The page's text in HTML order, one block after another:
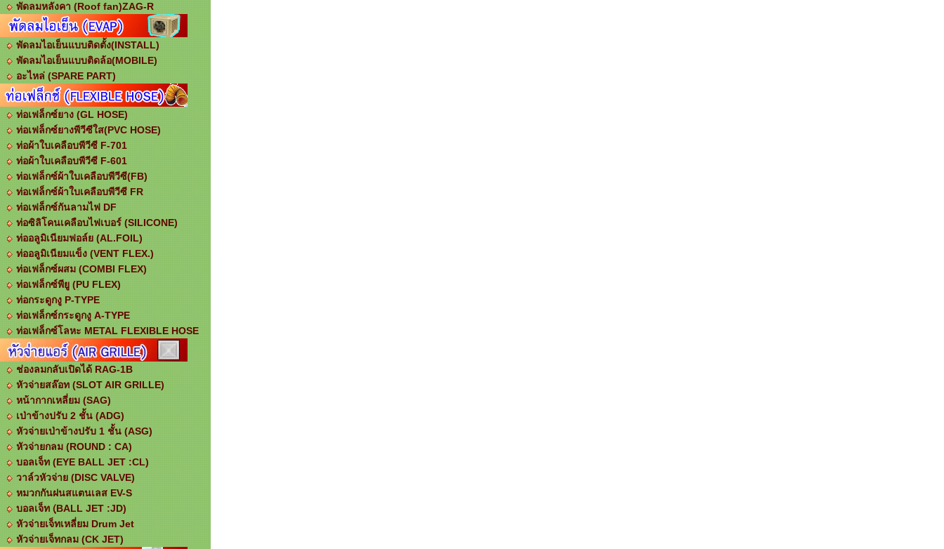
พัดลมหลังคา (Roof fan)ZAG-R
พัดลมไอเย็นแบบติดตั้ง(INSTALL)
พัดลมไอเย็นแบบติดล้อ(MOBILE)
อะไหล่ (SPARE PART)
ท่อเฟล็กซ์ยาง (GL HOSE)
ท่อเฟล็กซ์ยางพีวีซีใส(PVC HOSE)
ท่อผ้าใบเคลือบพีวีซี F-701
ท่อผ้าใบเคลือบพีวีซี F-601
ท่อเฟล็กซ์ผ้าใบเคลือบพีวีซี(FB)
ท่อเฟล็กซ์ผ้าใบเคลือบพีวีซี FR
ท่อเฟล็กซ์กันลามไฟ DF
ท่อซิลิโคนเคลือบไฟเบอร์ (SILICONE)
ท่ออลูมิเนียมฟอล์ย (AL.FOIL)
ท่ออลูมิเนียมแข็ง (VENT FLEX.)
ท่อเฟล็กซ์ผสม (COMBI FLEX)
ท่อเฟล็กซ์พียู (PU FLEX)
ท่อกระดูกงู P-TYPE
ท่อเฟล็กซ์กระดูกงู A-TYPE
ท่อเฟล็กซ์โลหะ METAL FLEXIBLE HOSE
ช่องลมกลับเปิดได้ RAG-1B
หัวจ่ายสล๊อท (SLOT AIR GRILLE)
หน้ากากเหลี่ยม (SAG)
เป่าข้างปรับ 2 ชั้น (ADG)
หัวจ่ายเป่าข้างปรับ 1 ชั้น (ASG)
หัวจ่ายกลม (ROUND : CA)
บอลเจ็ท (EYE BALL JET :CL)
วาล์วหัวจ่าย (DISC VALVE)
หมวกกันฝนสแตนเลส EV-S
บอลเจ็ท (ฺBALL JET :JD)
หัวจ่ายเจ็ทเหลี่ยม Drum Jet
หัวจ่ายเจ็ทกลม (CK JET)